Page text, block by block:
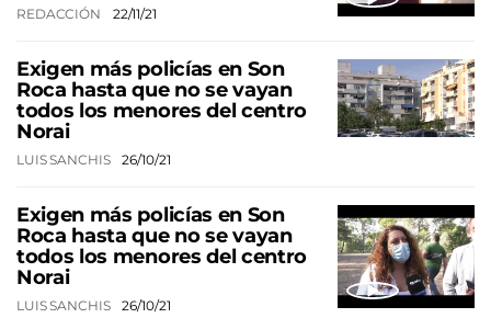
REDACCIÓN 22/11/21
Exigen más policías en Son
Roca hasta que no se vayan
todos los menores del centro
Norai
LUIS SANCHIS 26/10/21
Exigen más policías en Son
Roca hasta que no se vayan
todos los menores del centro
Norai
LUIS SANCHIS 26/10/21